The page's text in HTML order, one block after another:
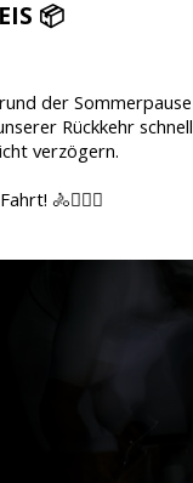
📦
der
Rückkehr
verzögern.
🚴🚴🏻‍♀️